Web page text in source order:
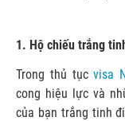
1. Hộ chiếu trắng
Trong thủ tụcvisa
cong hiệu lực và
của bạn trắng tinh